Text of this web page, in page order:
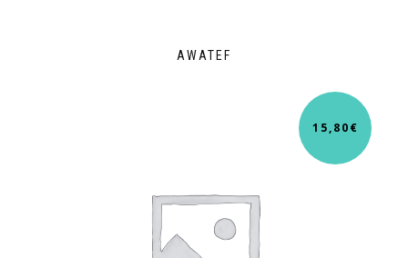
AWATEF
15,80€